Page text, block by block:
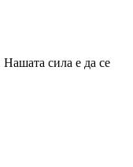
сила е да се